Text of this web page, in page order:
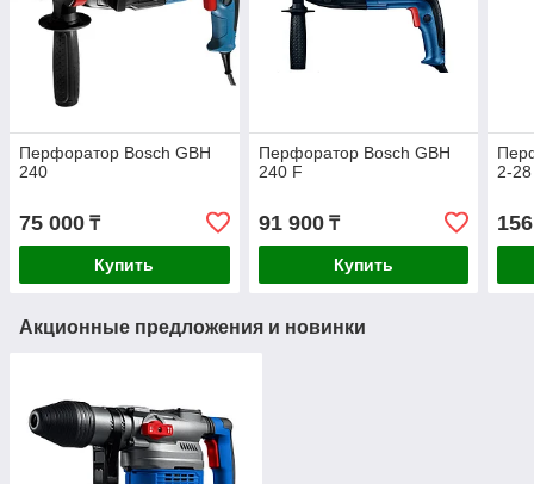
Перфоратор Bosch GBH
240
75 000 ₸
Купить
Перфоратор Bosch GBH
240 F
91 900₸
Купить
2-28
Акционные предложения и новинки